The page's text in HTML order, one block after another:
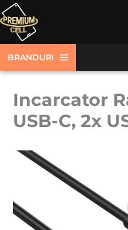
Skip
to
content
BRANDURI
Incarcator
USB-C, 2x